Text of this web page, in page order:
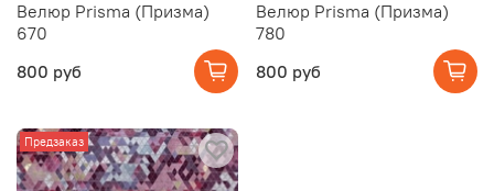
Велюр Prisma (Призма)
670
800 руб
Велюр Prisma (Призма)
780
800 руб
Предзаказ